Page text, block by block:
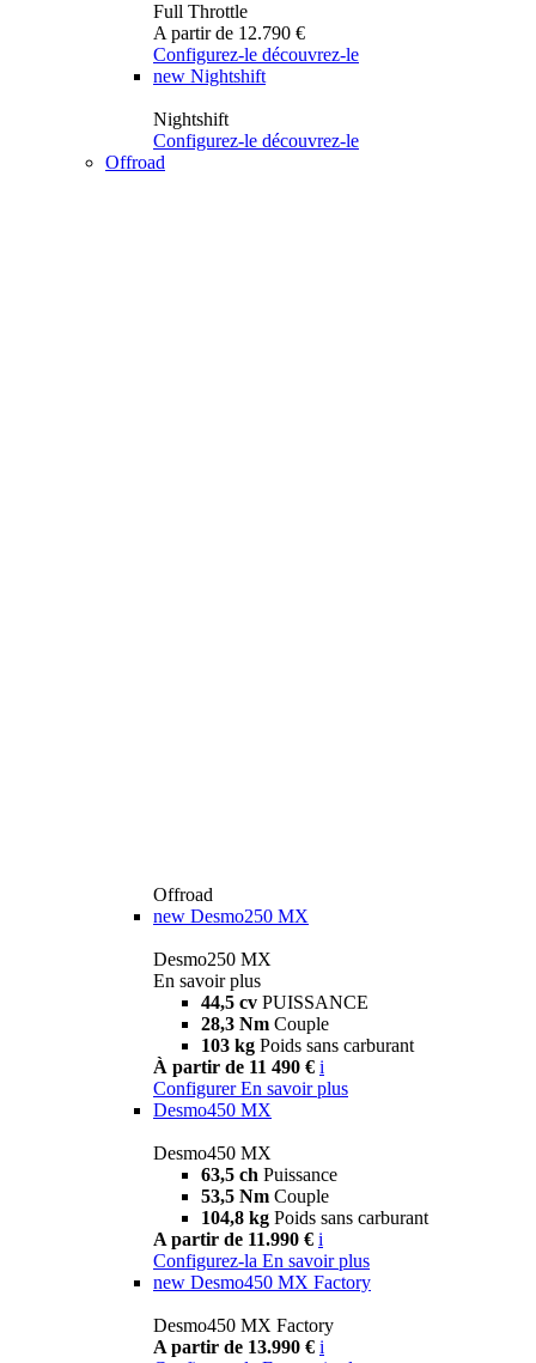
Full Throttle
A partir de 12.790 €
Configurez-le découvrez-le
new Nightshift
Nightshift
Configurez-le découvrez-le
Offroad
Offroad
new Desmo250 MX
Desmo250 MX
En savoir plus
44,5 cv PUISSANCE
28,3 Nm Couple
103 kg Poids sans carburant
À partir de 11 490 € i
Configurer En savoir plus
Desmo450 MX
Desmo450 MX
63,5 ch Puissance
53,5 Nm Couple
104,8 kg Poids sans carburant
A partir de 11.990 € i
Configurez-la En savoir plus
new Desmo450 MX Factory
Desmo450 MX Factory
A partir de 13.990 € i